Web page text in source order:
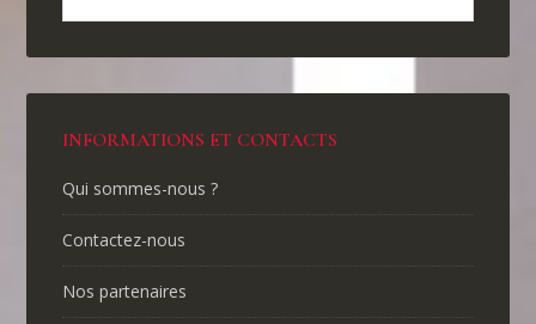
INFORMATIONS ET CONTACTS
Qui sommes-nous ?
Contactez-nous
Nos partenaires